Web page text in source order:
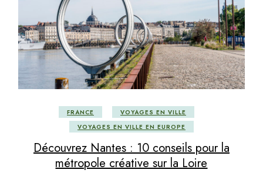
FRANCE
VOYAGES EN VILLE
VOYAGES EN VILLE EN EUROPE
Découvrez Nantes : 10 conseils pour la
métropole créative sur la Loire